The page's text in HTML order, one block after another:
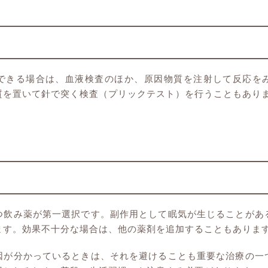
きる場合は、血液検査のほか、原因物質を注射して反応を
置いて針で突く検査（プリックテスト）を行うこともあり
み薬が第一選択です。副作用として眠気が生じることが
。効果不十分な場合は、他の薬剤を追加することもありま
分かっているときは、それを避けることも重要な治療の